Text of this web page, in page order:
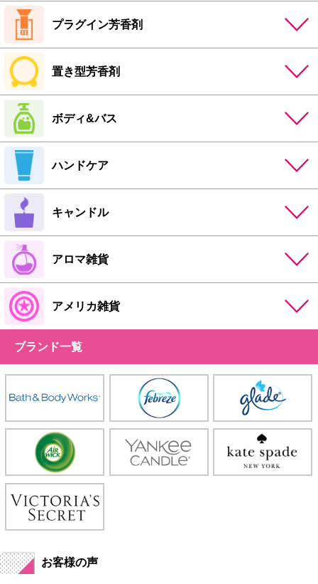
プラグイン芳香剤
置き型芳香剤
ボディ&バス
ハンドケア
キャンドル
アロマ雑貨
アメリカ雑貨
ブランド一覧
お客様の声